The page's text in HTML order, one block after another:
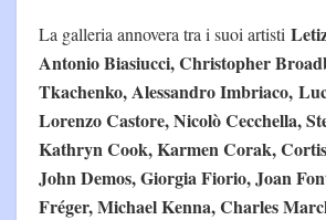
La galleria annovera tra i suoi artisti
Antonio Biasiucci, Christopher
Tkachenko, Alessandro Imbriaco,
Lorenzo Castore, Nicolò Cecchella,
Kathryn Cook, Karmen Corak,
John Demos, Giorgia Fiorio, Joan
Fréger, Michael Kenna, Charles